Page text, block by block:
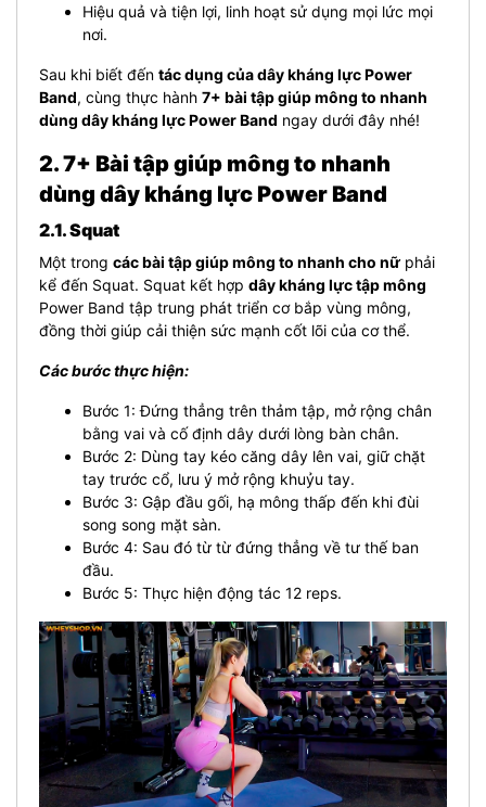
Hiệu quả và tiện lợi, linh hoạt sử dụng mọi lức mọi
nơi.
Sau khi biết đến tác dụng của dây kháng lực Power
Band, cùng thực hành 7+ bài tập giúp mông to nhanh
dùng dây kháng lực Power Band ngay dưới đây nhé!
2. 7+ Bài tập giúp mông to nhanh
dùng dây kháng lực Power Band
2.1. Squat
Một trong các bài tập giúp mông to nhanh cho nữ phải
kể đến Squat. Squat kết hợp dây kháng lực tập mông
Power Band tập trung phát triển cơ bắp vùng mông,
đồng thời giúp cải thiện sức mạnh cốt lõi của cơ thể.
Các bước thực hiện:
Bước 1: Đứng thẳng trên thảm tập, mở rộng chân
bằng vai và cố định dây dưới lòng bàn chân.
Bước 2: Dùng tay kéo căng dây lên vai, giữ chặt
tay trước cổ, lưu ý mở rộng khuỷu tay.
Bước 3: Gập đầu gối, hạ mông thấp đến khi đùi
song song mặt sàn.
Bước 4: Sau đó từ từ đứng thẳng về tư thế ban
đầu.
Bước 5: Thực hiện động tác 12 reps.